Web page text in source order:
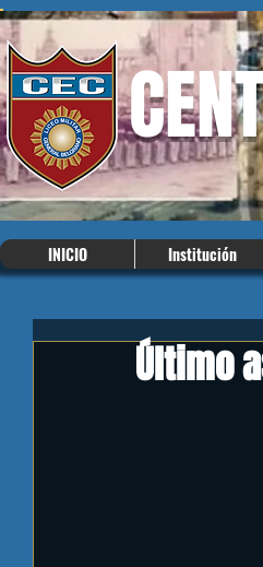
INICIO Institución
Último